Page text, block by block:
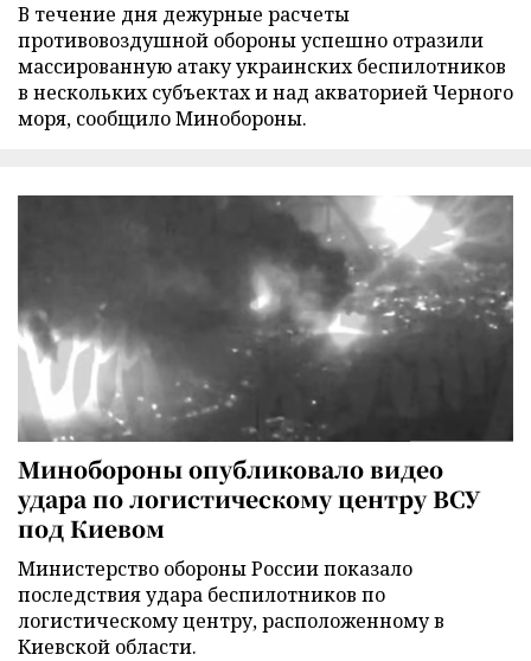
В течение дня дежурные расчеты
противовоздушной обороны успешно отразили
массированную атаку украинских беспилотников
в нескольких субъектах и над акваторией Черного
моря, сообщило Минобороны.
Минобороны опубликовало видео
удара по логистическому центру ВСУ
под Киевом
Министерство обороны России показало
последствия удара беспилотников по
логистическому центру, расположенному в
Киевской области.